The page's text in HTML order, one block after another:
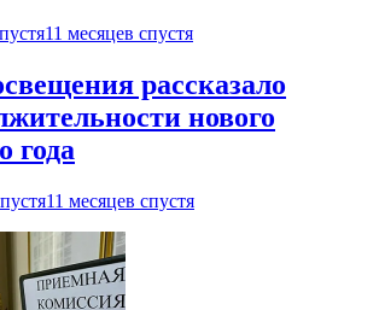
11 месяцев спустя
рассказало
нового
года
11 месяцев спустя